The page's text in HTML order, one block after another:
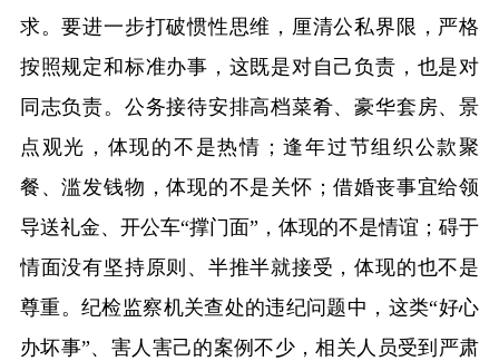
求。要进一步打破惯性思维，厘清公私界限，严格
按照规定和标准办事，这既是对自己负责，也是对
同志负责。公务接待安排高档菜肴、豪华套房、景
点观光，体现的不是热情；逢年过节组织公款聚
餐、滥发钱物，体现的不是关怀；借婚丧事宜给领
导送礼金、开公车“撑门面”，体现的不是情谊；碍于
情面没有坚持原则、半推半就接受，体现的也不是
尊重。纪检监察机关查处的违纪问题中，这类“好心
办坏事”、害人害己的案例不少，相关人员受到严肃